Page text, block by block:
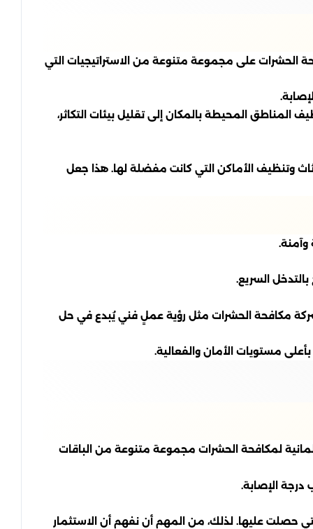
الحشرات على مجموعة متنوعة من الاستراتيجيات التي
المحيطة بالمكان إلى تقليل بيئات التكاثر،
وتنظيف الأماكن التي كانت مفضلة لها. هذا جعل
وآمنة.
السريع.
شركة مكافحة الحشرات مثل رؤية عملٍ فني يُبدع في حل
مستويات الأمان والفعالية.
لمكافحة الحشرات مجموعة متنوعة من الباقات
الإصابة.
حصلت عليها. لذلك، من المهم أن نفهم أن الاستثمار